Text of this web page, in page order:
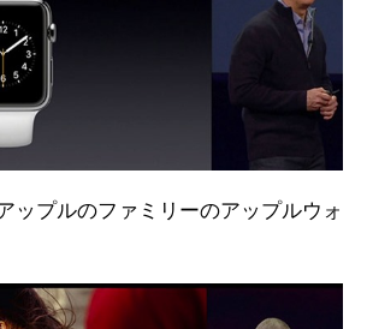
ップルのファミリーのアップルウォ